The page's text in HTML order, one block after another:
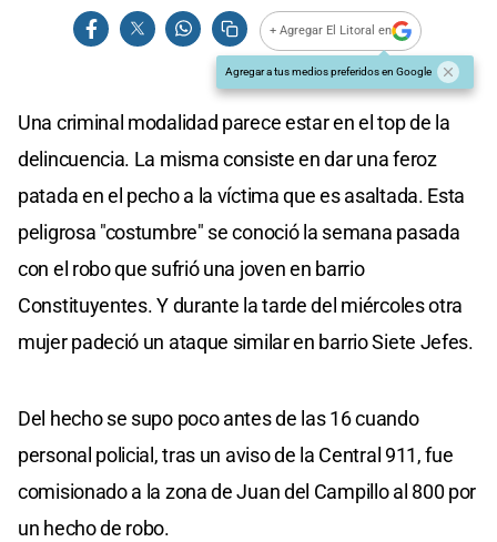
+ Agregar El Litoral en
Agregar a tus medios preferidos en Google
Una criminal modalidad parece estar en el top de la
delincuencia. La misma consiste en dar una feroz
patada en el pecho a la víctima que es asaltada. Esta
peligrosa "costumbre" se conoció la semana pasada
con el robo que sufrió una joven en barrio
Constituyentes. Y durante la tarde del miércoles otra
mujer padeció un ataque similar en barrio Siete Jefes.
Del hecho se supo poco antes de las 16 cuando
personal policial, tras un aviso de la Central 911, fue
comisionado a la zona de Juan del Campillo al 800 por
un hecho de robo.